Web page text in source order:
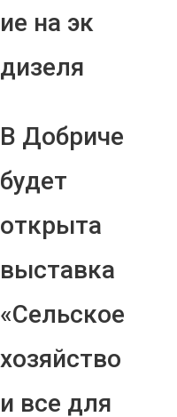
ие на эк
дизеля
В Добриче
будет
открыта
выставка
«Сельское
хозяйство
и все для